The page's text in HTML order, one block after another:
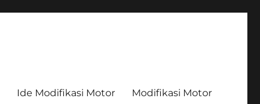
Ide Modifikasi Motor Modifikasi Motor